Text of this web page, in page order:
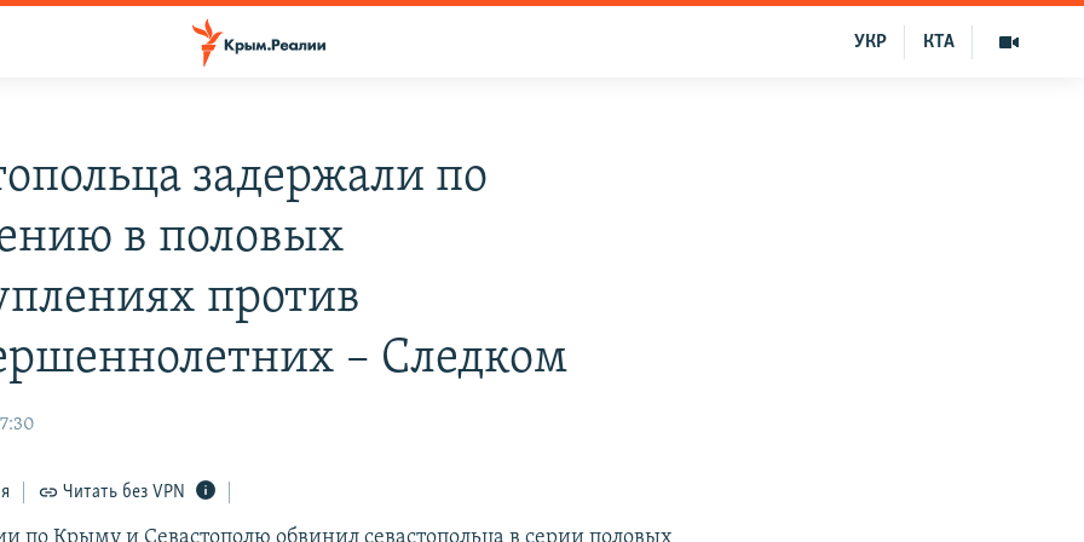
КТА
УКР
задержали по
в половых
против
– Следком
Читать без VPN